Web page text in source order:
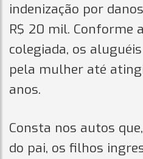
indenização por
R$ 20 mil. Conforme
colegiada, os
pela mulher até
anos.
Consta nos autos
do pai, os filhos